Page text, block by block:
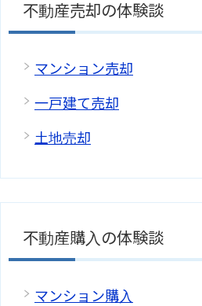
不動産売却の体験談
マンション売却
一戸建て売却
土地売却
不動産購入の体験談
マンション購入